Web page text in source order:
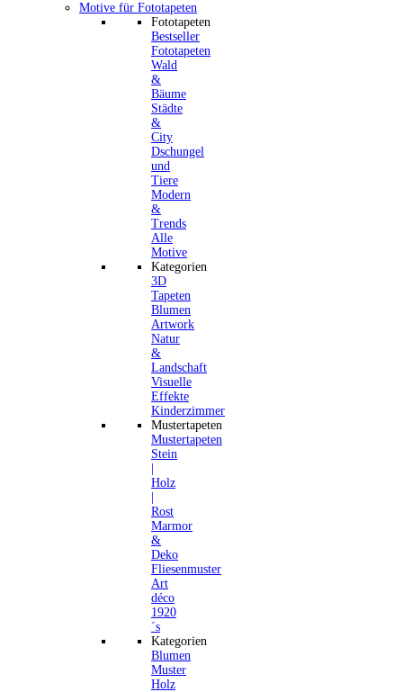
Motive für Fototapeten
Fototapeten
Bestseller
Fototapeten
Wald
&
Bäume
Städte
&
City
Dschungel
und
Tiere
Modern
&
Trends
Alle
Motive
Kategorien
3D
Tapeten
Blumen
Artwork
Natur
&
Landschaft
Visuelle
Effekte
Kinderzimmer
Mustertapeten
Mustertapeten
Stein
Holz
Rost
Marmor
&
Deko
Fliesenmuster
Art
déco
1920
´s
Kategorien
Blumen
Muster
Holz